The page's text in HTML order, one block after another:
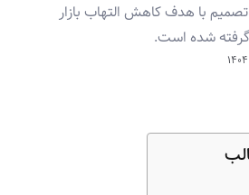
با هدف کاهش التهاب بازار
شده است.